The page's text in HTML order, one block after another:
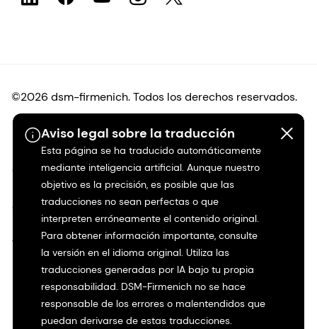
Aviso legal sobre la traducción
Esta página se ha traducido automáticamente
mediante inteligencia artificial. Aunque nuestro
objetivo es la precisión, es posible que las
traducciones no sean perfectas o que
interpreten erróneamente el contenido original.
Para obtener información importante, consulte
la versión en el idioma original. Utiliza las
traducciones generadas por IA bajo tu propia
responsabilidad. DSM-Firmenich no se hace
responsable de los errores o malentendidos que
puedan derivarse de estas traducciones.
©2026 dsm-firmenich. Todos los derechos reservados.
Protección de datos
Condiciones de uso
Condiciones generales
Transparencia en California
Declaración de accesibilidad
Información jurídica